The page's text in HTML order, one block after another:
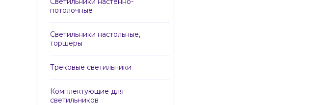
потолочные
Светильники настольные,
торшеры
Трековые светильники
Комплектующие для
светильников